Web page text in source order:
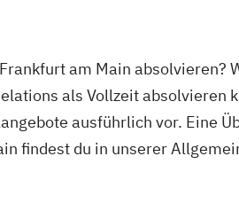
am Main absolvieren?
als Vollzeit absolvieren
ausführlich vor. Eine
findest du in unserer